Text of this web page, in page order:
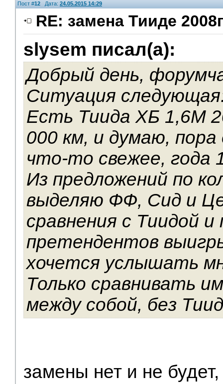
Пост #12 Дата: 24.05.2015 14:29
RE: замена Тииде
slysem писал(а):
Добрый день,
Ситуация
Есть Тиида ХБ 1,6М
000 км, и думаю,
что-то свежее, года
Из предложений по
выделяю ФФ, Сид и
сравнения с Тиидой и
претендентов
хочется услышать
Только сравнивать
между собой, без
замены нет и не будет,